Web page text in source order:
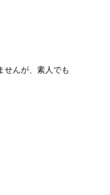
せんが、素人でも